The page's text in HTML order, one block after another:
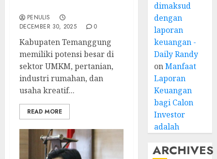
PENULIS
DECEMBER 30, 2025
0
Kabupaten Temanggung
memiliki potensi besar di
sektor UMKM, pertanian,
industri rumahan, dan
usaha kreatif...
READ MORE
dimaksud
dengan
laporan
keuangan -
Daily Randy
onManfaat
Laporan
Keuangan
bagi Calon
Investor
adalah
ARCHIVES